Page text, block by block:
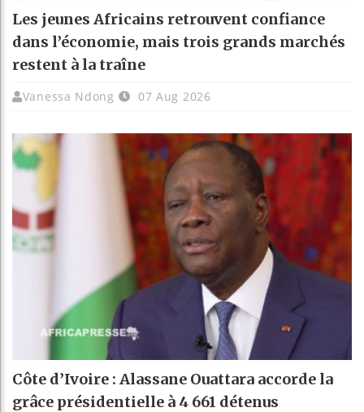
Les jeunes Africains retrouvent confiance
dans l’économie, mais trois grands marchés
restent à la traîne
Vanessa Ndong 07 Aug 2026
Côte d’Ivoire : Alassane Ouattara accorde la
grâce présidentielle à 4 661 détenus